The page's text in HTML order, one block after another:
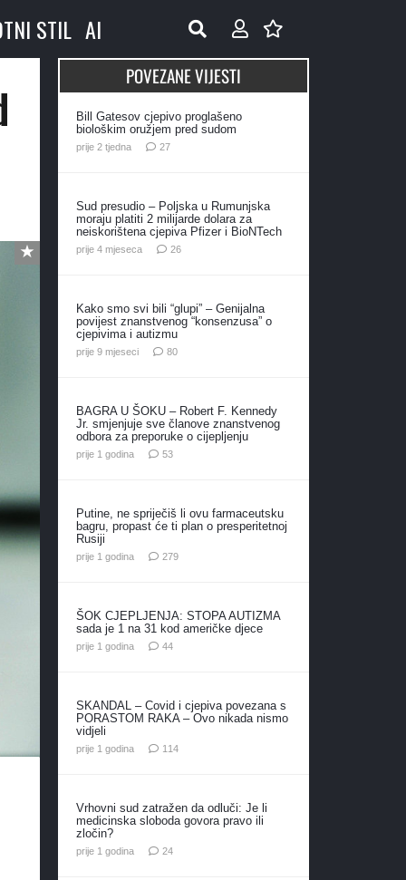
STIL AI
POVEZANE VIJESTI
Bill Gatesov cjepivo proglašeno
biološkim oružjem pred sudom
prije 2 tjedna 27komentara
Sud presudio – Poljska u Rumunjska
moraju platiti 2 milijarde dolara za
neiskorištena cjepiva Pfizer i BioNTech
prije 4 mjeseca 26komentara
Kako smo svi bili “glupi” – Genijalna
povijest znanstvenog “konsenzusa” o
cjepivima i autizmu
prije 9 mjeseci 80komentara
BAGRA U ŠOKU – Robert F. Kennedy
Jr. smjenjuje sve članove znanstvenog
odbora za preporuke o cijepljenju
prije 1 godina 53komentara
Putine, ne spriječiš li ovu farmaceutsku
bagru, propast će ti plan o presperitetnoj
Rusiji
prije 1 godina 279komentara
ŠOK CJEPLJENJA: STOPA AUTIZMA
sada je 1 na 31 kod američke djece
prije 1 godina 44komentara
SKANDAL – Covid i cjepiva povezana s
PORASTOM RAKA – Ovo nikada nismo
vidjeli
prije 1 godina 114komentara
Vrhovni sud zatražen da odluči: Je li
medicinska sloboda govora pravo ili
zločin?
prije 1 godina 24komentara